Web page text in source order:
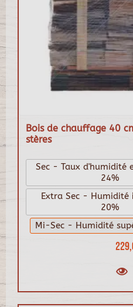
Bois de chauffage 40
stères
Sec - Taux d'humidité
24%
Extra Sec - Humidité
20%
Mi-Sec - Humidité